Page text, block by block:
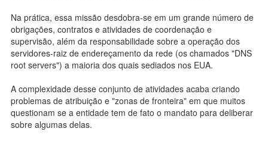
Na prática, essa missão desdobra-se em um grande número de
obrigações, contratos e atividades de coordenação e
supervisão, além da responsabilidade sobre a operação dos
servidores-raiz de endereçamento da rede (os chamados "DNS
root servers") a maioria dos quais sediados nos EUA.
A complexidade desse conjunto de atividades acaba criando
problemas de atribuição e "zonas de fronteira" em que muitos
questionam se a entidade tem de fato o mandato para deliberar
sobre algumas delas.